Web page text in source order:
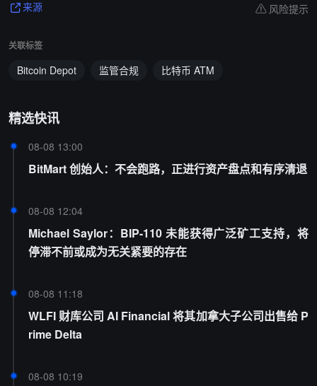
来源 风险提示
关联标签
Bitcoin Depot 监管合规 比特币 ATM
精选快讯
08-08 13:00
BitMart 创始人：不会跑路，正进行资产盘点和有序清退
08-08 12:04
Michael Saylor：BIP-110 未能获得广泛矿工支持，将
停滞不前或成为无关紧要的存在
08-08 11:18
WLFI 财库公司 AI Financial 将其加拿大子公司出售给 P
rime Delta
08-08 10:19